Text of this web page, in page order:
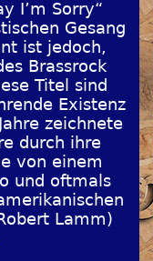
I’m Sorry“
Gesang
ist jedoch,
Brassrock
Titel sind
Existenz
zeichnete
durch ihre
von einem
und oftmals
Lamm)